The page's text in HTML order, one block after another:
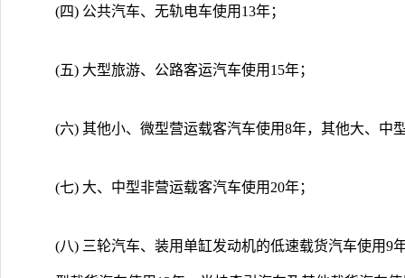
(四) 公共汽车、无轨电车使用13年；
(五) 大型旅游、公路客运汽车使用15年；
(六) 其他小、微型营运载客汽车使用8年，其他大、中
(七) 大、中型非营运载客汽车使用20年；
(八) 三轮汽车、装用单缸发动机的低速载货汽车使用9